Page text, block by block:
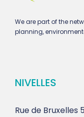
We are part of the
planning,
NIVELLES
Rue de Bruxelles